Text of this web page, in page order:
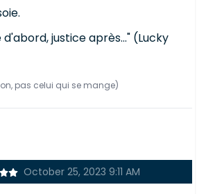
d'abord, justice après..." (Lucky
pas celui qui se mange)
October 25, 2023 9:11 AM